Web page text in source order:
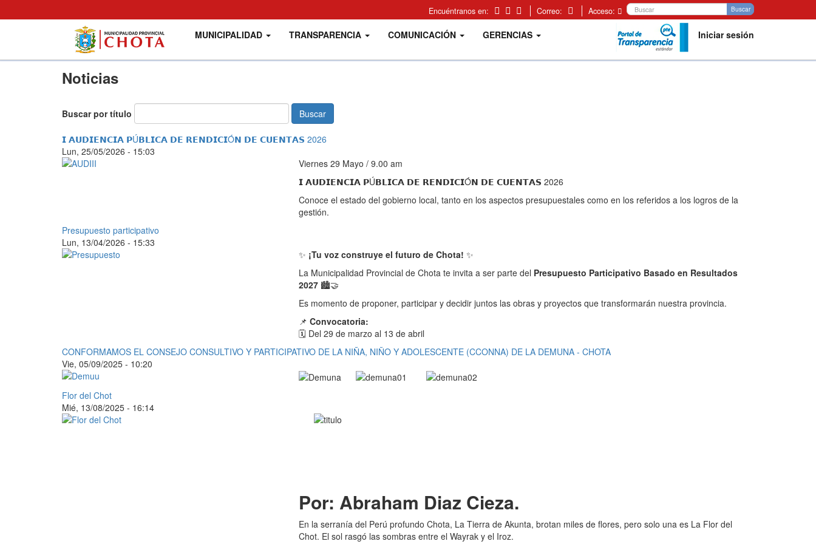
Pasar
Encuéntranos en: Correo: Acceso: Buscar
Buscar
Main
navigation
MUNICIPALIDAD TRANSPARENCIA COMUNICACIÓN GERENCIAS
User
account
menu
Iniciar sesión
Noticias
Buscar por título Buscar
𝗜 𝗔𝗨𝗗𝗜𝗘𝗡𝗖𝗜𝗔 𝗣Ú𝗕𝗟𝗜𝗖𝗔 𝗗𝗘 𝗥𝗘𝗡𝗗𝗜𝗖𝗜Ó𝗡 𝗗𝗘 𝗖𝗨𝗘𝗡𝗧𝗔𝗦 2026
Lun, 25/05/2026 - 15:03
Viernes 29 Mayo / 9.00 am
𝗜 𝗔𝗨𝗗𝗜𝗘𝗡𝗖𝗜𝗔 𝗣Ú𝗕𝗟𝗜𝗖𝗔 𝗗𝗘 𝗥𝗘𝗡𝗗𝗜𝗖𝗜Ó𝗡 𝗗𝗘 𝗖𝗨𝗘𝗡𝗧𝗔𝗦 2026
Conoce el estado del gobierno local, tanto en los aspectos presupuestales como en los referidos a los logros de la
gestión.
Presupuesto participativo
Lun, 13/04/2026 - 15:33
✨ ¡Tu voz construye el futuro de Chota! ✨
La Municipalidad Provincial de Chota te invita a ser parte del Presupuesto Participativo Basado en Resultados
2027 🏙️🤝
Es momento de proponer, participar y decidir juntos las obras y proyectos que transformarán nuestra provincia.
📌 Convocatoria:
🗓️ Del 29 de marzo al 13 de abril
CONFORMAMOS EL CONSEJO CONSULTIVO Y PARTICIPATIVO DE LA NIÑA, NIÑO Y ADOLESCENTE (CCONNA) DE LA DEMUNA - CHOTA
Vie, 05/09/2025 - 10:20
Flor del Chot
Mié, 13/08/2025 - 16:14
Por: Abraham Diaz Cieza.
En la serranía del Perú profundo Chota, La Tierra de Akunta, brotan miles de flores, pero solo una es La Flor del
Chot. El sol rasgó las sombras entre el Wayrak y el Iroz.